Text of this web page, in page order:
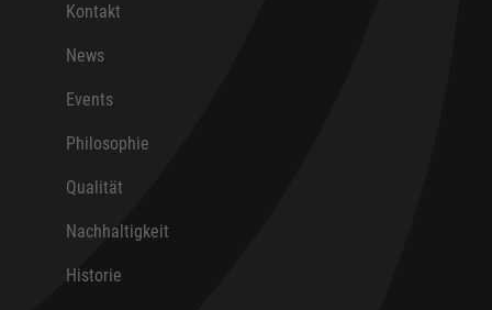
Kontakt
News
Events
Philosophie
Qualität
Nachhaltigkeit
Historie